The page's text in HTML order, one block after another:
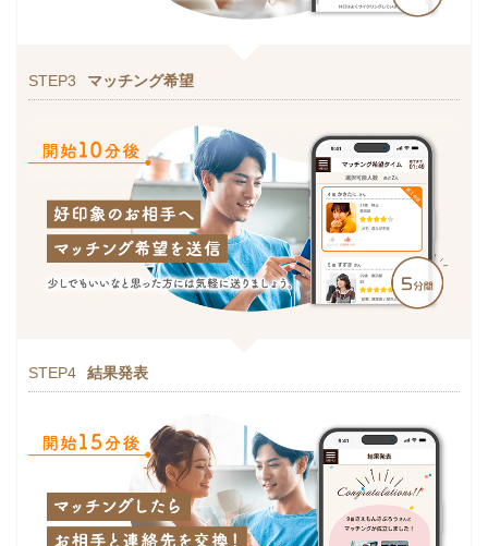
STEP3 マッチング希望
STEP4 結果発表